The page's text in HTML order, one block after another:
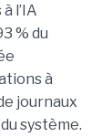
l’IA
% du
à
journaux
système.